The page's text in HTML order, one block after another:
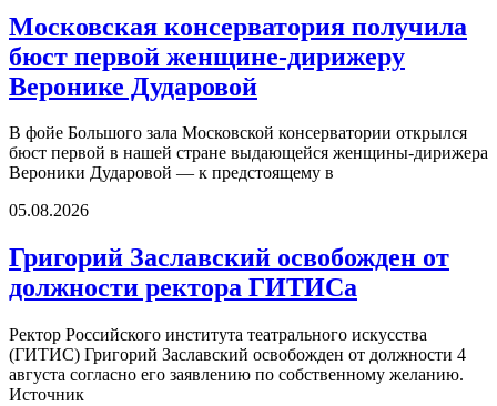
Московская консерватория получила
бюст первой женщине-дирижеру
Веронике Дударовой
В фойе Большого зала Московской консерватории открылся
бюст первой в нашей стране выдающейся женщины-дирижера
Вероники Дударовой — к предстоящему в
05.08.2026
Григорий Заславский освобожден от
должности ректора ГИТИСа
Ректор Российского института театрального искусства
(ГИТИС) Григорий Заславский освобожден от должности 4
августа согласно его заявлению по собственному желанию.
Источник